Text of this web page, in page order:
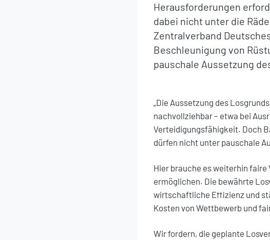
Herausforderungen
dabei nicht unter die
Zentralverband
Beschleunigung von
pauschale Aussetzung
„Die Aussetzung des
nachvollziehbar – etwa bei
Verteidigungsfähigkeit. Doch
dürfen nicht unter pauschale
Hier brauche es weiterhin
ermöglichen. Die bewährte
wirtschaftliche Effizienz und
Kosten von Wettbewerb und
Wir fordern, die geplante